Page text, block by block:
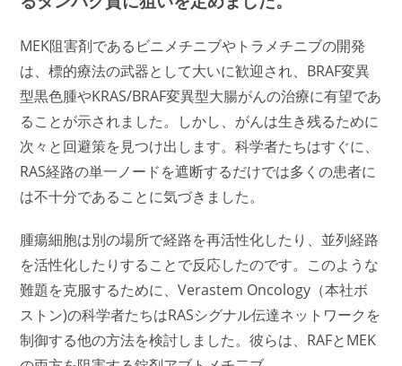
MEK阻害剤であるビニメチニブやトラメチニブの開発
は、標的療法の武器として大いに歓迎され、BRAF変異
型黒色腫やKRAS/BRAF変異型大腸がんの治療に有望であ
ることが示されました。しかし、がんは生き残るために
次々と回避策を見つけ出します。科学者たちはすぐに、
RAS経路の単一ノードを遮断するだけでは多くの患者に
は不十分であることに気づきました。
腫瘍細胞は別の場所で経路を再活性化したり、並列経路
を活性化したりすることで反応したのです。このような
難題を克服するために、Verastem Oncology（本社ボ
ストン)の科学者たちはRASシグナル伝達ネットワークを
制御する他の方法を検討しました。彼らは、RAFとMEK